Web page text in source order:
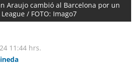
Araujo cambió al Barcelona por un
/ FOTO: Imago7
11:44 hrs.